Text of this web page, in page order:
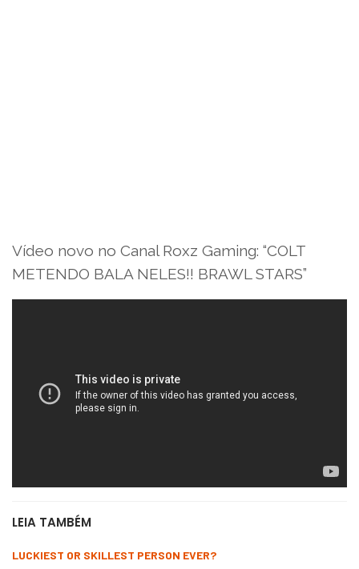
Vídeo novo no Canal Roxz Gaming: “COLT
METENDO BALA NELES!! BRAWL STARS”
LEIA TAMBÉM
LUCKIEST OR SKILLEST PERSON EVER?